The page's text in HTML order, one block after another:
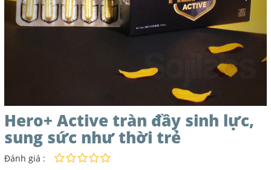
Hero+ Active tràn đầy sinh lực,
sung sức như thời trẻ
Đánh giá :